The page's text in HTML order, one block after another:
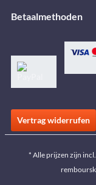
Betaalmethoden
Vertrag widerrufen
* Alle prijzen zijn